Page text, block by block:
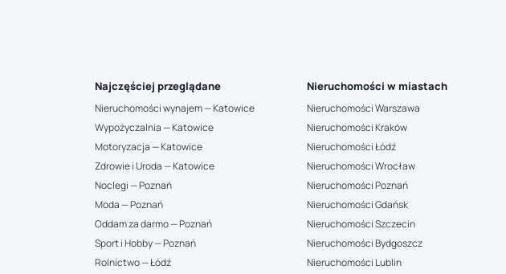
Najczęściej przeglądane
Nieruchomości wynajem — Katowice
Wypożyczalnia — Katowice
Motoryzacja — Katowice
Zdrowie i Uroda — Katowice
Noclegi — Poznań
Moda — Poznań
Oddam za darmo — Poznań
Sport i Hobby — Poznań
Rolnictwo — Łódź
Nieruchomości w miastach
Nieruchomości Warszawa
Nieruchomości Kraków
Nieruchomości Łódź
Nieruchomości Wrocław
Nieruchomości Poznań
Nieruchomości Gdańsk
Nieruchomości Szczecin
Nieruchomości Bydgoszcz
Nieruchomości Lublin